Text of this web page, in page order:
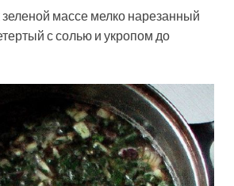
зеленой массе мелко нарезанный
с солью и укропом до